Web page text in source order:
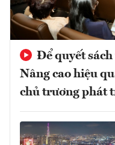
Để quyết
Nâng cao hiệu
chủ trương phát